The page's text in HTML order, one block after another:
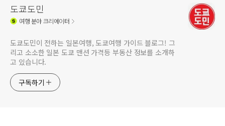
도쿄도민
여행분야 크리에이터
도쿄도민이 전하는 일본여행, 도쿄여행 가이드 블로그! 그
리고 소소한 일본 도쿄 맨션 가격등 부동산 정보를 소개하
고 있습니다.
구독하기